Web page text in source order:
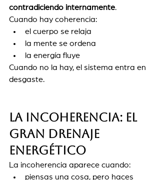
contradiciendo internamente.
Cuando hay coherencia:
el cuerpo se relaja
la mente se ordena
la energía fluye
Cuando no la hay, el sistema entra en
desgaste.
La incoherencia: el
gran drenaje
energético
La incoherencia aparece cuando:
piensas una cosa, pero haces